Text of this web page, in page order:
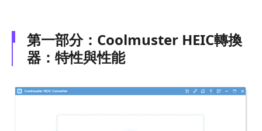
第一部分：Coolmuster HEIC轉換
器：特性與性能